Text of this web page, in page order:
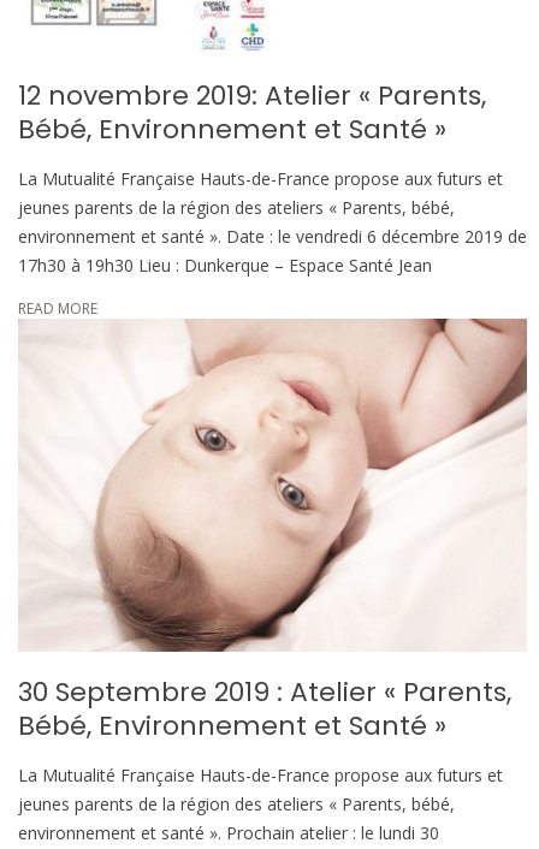
12 novembre 2019: Atelier « Parents,
Bébé, Environnement et Santé »
La Mutualité Française Hauts-de-France propose aux futurs et
jeunes parents de la région des ateliers « Parents, bébé,
environnement et santé ». Date : le vendredi 6 décembre 2019 de
17h30 à 19h30 Lieu : Dunkerque – Espace Santé Jean
READ MORE
30 Septembre 2019 : Atelier « Parents,
Bébé, Environnement et Santé »
La Mutualité Française Hauts-de-France propose aux futurs et
jeunes parents de la région des ateliers « Parents, bébé,
environnement et santé ». Prochain atelier : le lundi 30